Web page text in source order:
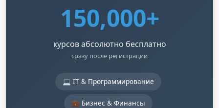
150,000+
курсов абсолютно бесплатно
сразу после регистрации
💻 IT & Программирование
💼 Бизнес & Финансы